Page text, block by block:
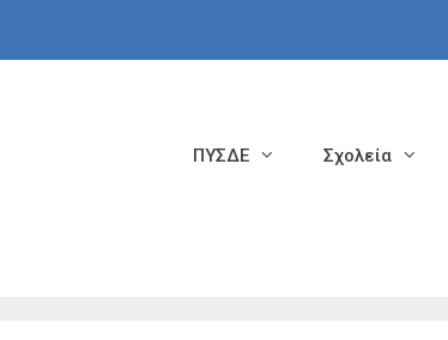
ΠΥΣΔΕ Σχολεία